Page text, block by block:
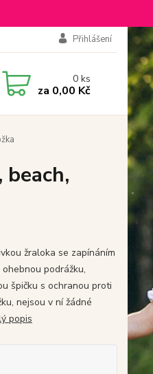
Přihlášení
0ks
za 0,00 Kč
beach,
žraloka se zapínáním
podrážku,
špičku s ochranou proti
nejsou v ní žádné
popis